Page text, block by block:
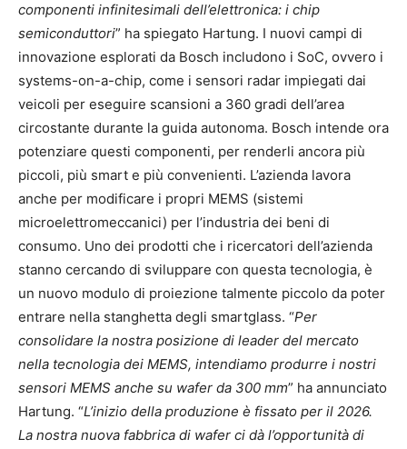
componenti infinitesimali dell’elettronica: i chip
semiconduttori” ha spiegato Hartung. I nuovi campi di
innovazione esplorati da Bosch includono i SoC, ovvero i
systems-on-a-chip, come i sensori radar impiegati dai
veicoli per eseguire scansioni a 360 gradi dell’area
circostante durante la guida autonoma. Bosch intende ora
potenziare questi componenti, per renderli ancora più
piccoli, più smart e più convenienti. L’azienda lavora
anche per modificare i propri MEMS (sistemi
microelettromeccanici) per l’industria dei beni di
consumo. Uno dei prodotti che i ricercatori dell’azienda
stanno cercando di sviluppare con questa tecnologia, è
un nuovo modulo di proiezione talmente piccolo da poter
entrare nella stanghetta degli smartglass. “Per
consolidare la nostra posizione di leader del mercato
nella tecnologia dei MEMS, intendiamo produrre i nostri
sensori MEMS anche su wafer da 300 mm” ha annunciato
Hartung. “L’inizio della produzione è fissato per il 2026.
La nostra nuova fabbrica di wafer ci dà l’opportunità di